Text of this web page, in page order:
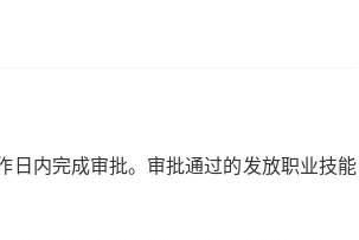
日内完成审批。审批通过的发放职业技能